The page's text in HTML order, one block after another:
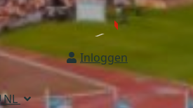
Inloggen
NL